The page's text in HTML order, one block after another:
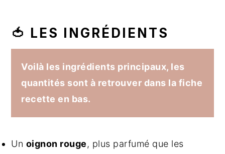
🍅 LES INGRÉDIENTS
Voilà les ingrédients principaux, les
quantités sont à retrouver dans la fiche
recette en bas.
Un oignon rouge, plus parfumé que les